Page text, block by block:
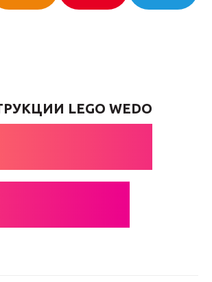
LEGO WEDO